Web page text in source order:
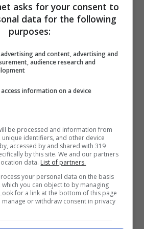
una cifra fra gli8 e i 10
raggiungere
la capitale.
per LeandroParedes
l’eredità di Matic
e i discorsi, almeno
sarebbero già ben
quindi, almeno per due
subito pronti ad
della squadra.
asks for your consent to
data for the following
purposes:
and content, advertising and
audience research and
information on a device
be processed and information from
identifiers, and other device
accessed by and shared with 319
by this site. We and our partners
data. List of partners.
your personal data on the basis
you can object to by managing
for a link at the bottom of this page
or withdraw consent in privacy